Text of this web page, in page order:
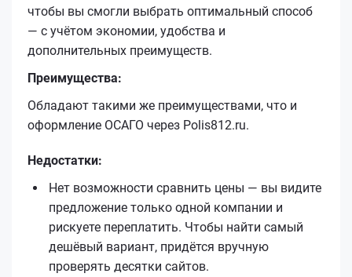
чтобы вы смогли выбрать оптимальный способ
— с учётом экономии, удобства и
дополнительных преимуществ.
Преимущества:
Обладают такими же преимуществами, что и
оформление ОСАГО через Polis812.ru.
Недостатки:
Нет возможности сравнить цены — вы видите
предложение только одной компании и
рискуете переплатить. Чтобы найти самый
дешёвый вариант, придётся вручную
проверять десятки сайтов.